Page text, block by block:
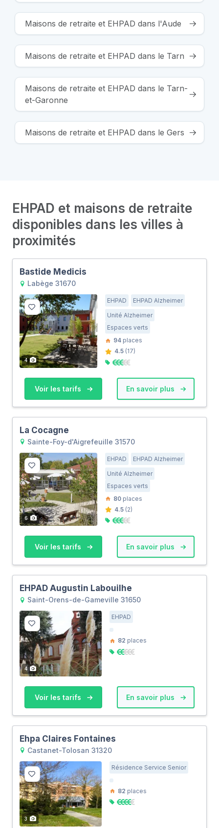
Maisons de retraite et EHPAD dans l'Aude
Maisons de retraite et EHPAD dans le Tarn
Maisons de retraite et EHPAD dans le Tarn-
et-Garonne
Maisons de retraite et EHPAD dans le Gers
EHPAD et maisons de retraite
disponibles dans les villes à
proximités
Bastide Medicis
Labège 31670
4
EHPAD
EHPAD Alzheimer
Unité Alzheimer
Espaces verts
94 places
4.5 (17)
Voir les tarifs En savoir plus
La Cocagne
Sainte-Foy-d'Aigrefeuille 31570
6
EHPAD
EHPAD Alzheimer
Unité Alzheimer
Espaces verts
80 places
4.5 (2)
Voir les tarifs En savoir plus
EHPAD Augustin Labouilhe
Saint-Orens-de-Gameville 31650
4
EHPAD
82 places
Voir les tarifs En savoir plus
Ehpa Claires Fontaines
Castanet-Tolosan 31320
3
Résidence Service Senior
82 places